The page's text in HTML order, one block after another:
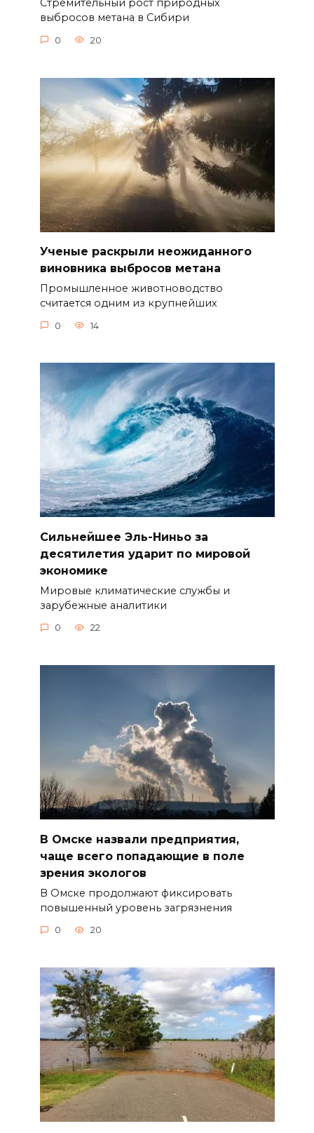
Стремительный рост природных
выбросов метана в Сибири
0 20
Ученые раскрыли неожиданного
виновника выбросов метана
Промышленное животноводство
считается одним из крупнейших
0 14
Сильнейшее Эль-Ниньо за
десятилетия ударит по мировой
экономике
Мировые климатические службы и
зарубежные аналитики
0 22
В Омске назвали предприятия,
чаще всего попадающие в поле
зрения экологов
В Омске продолжают фиксировать
повышенный уровень загрязнения
0 20